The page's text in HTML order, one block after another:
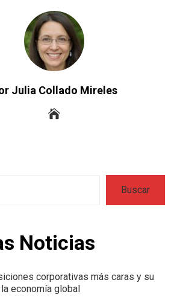
Julia Collado Mireles
Buscar
Noticias
corporativas más caras y su
economía global